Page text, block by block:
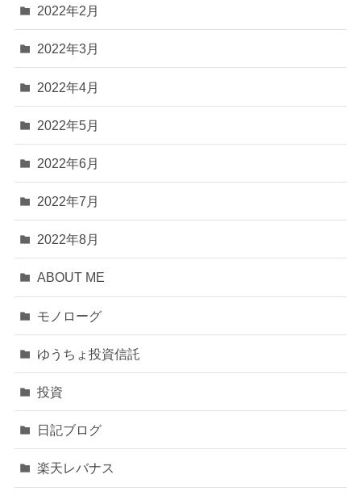
2022年2月
2022年3月
2022年4月
2022年5月
2022年6月
2022年7月
2022年8月
ABOUT ME
モノローグ
ゆうちょ投資信託
投資
日記ブログ
楽天レバナス